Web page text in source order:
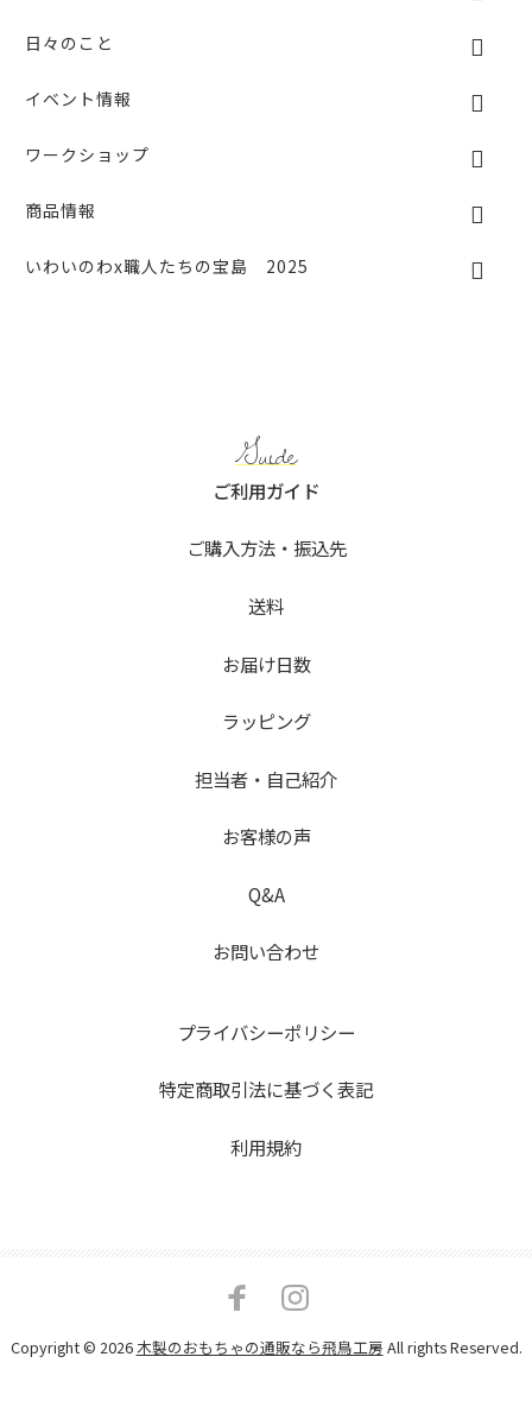
日々のこと
イベント情報
ワークショップ
商品情報
いわいのわx職人たちの宝島 2025
Guide
ご利用ガイド
ご購入方法・振込先
送料
お届け日数
ラッピング
担当者・自己紹介
お客様の声
Q&A
お問い合わせ
プライバシーポリシー
特定商取引法に基づく表記
利用規約
Copyright © 2026木製のおもちゃの通販なら飛鳥工房 All rights Reserved.